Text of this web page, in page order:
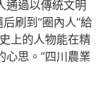
通過以傳統文明
刷到“圈內人”給
上的人物能在精
心思。”四川農業